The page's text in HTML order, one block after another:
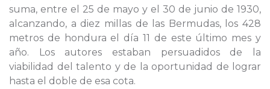
suma, entre el 25 de mayo y el 30 de junio de 1930,
alcanzando, a diez millas de las Bermudas, los 428
metros de hondura el día 11 de este último mes y
año. Los autores estaban persuadidos de la
viabilidad del talento y de la oportunidad de lograr
hasta el doble de esa cota.